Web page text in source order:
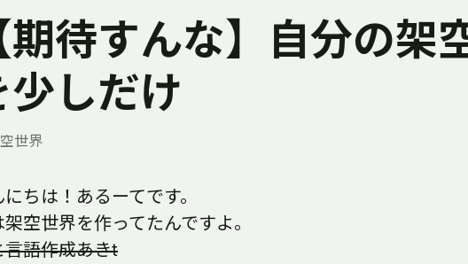
期待すんな】自分の架
少しだけ
世界
にちは！あるーてです。
架空世界を作ってたんですよ。
言語作成あきt